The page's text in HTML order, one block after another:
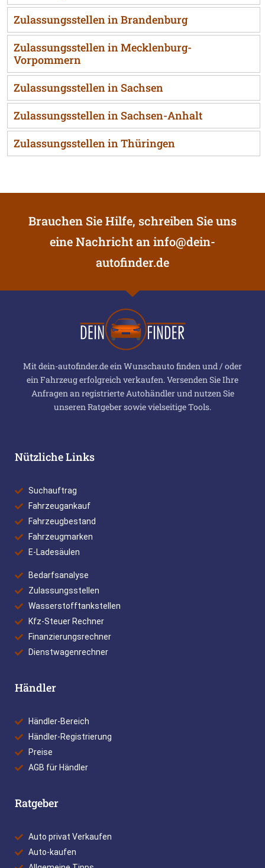
Zulassungsstellen in Brandenburg
Zulassungsstellen in Mecklenburg-
Vorpommern
Zulassungsstellen in Sachsen
Zulassungsstellen in Sachsen-Anhalt
Zulassungsstellen in Thüringen
Brauchen Sie Hilfe, schreiben Sie uns
eine Nachricht aninfo@dein-
autofinder.de
Mit dein-autofinder.de ein Wunschauto finden und / oder
ein Fahrzeug erfolgreich verkaufen. Versenden Sie Ihre
Anfragen an registrierte Autohändler und nutzen Sie
unseren Ratgeber sowie vielseitige Tools.
Nützliche Links
Suchauftrag
Fahrzeugankauf
Fahrzeugbestand
Fahrzeugmarken
E-Ladesäulen
Bedarfsanalyse
Zulassungsstellen
Wasserstofftankstellen
Kfz-Steuer Rechner
Finanzierungsrechner
Dienstwagenrechner
Händler
Händler-Bereich
Händler-Registrierung
Preise
AGB für Händler
Ratgeber
Auto privat Verkaufen
Auto-kaufen